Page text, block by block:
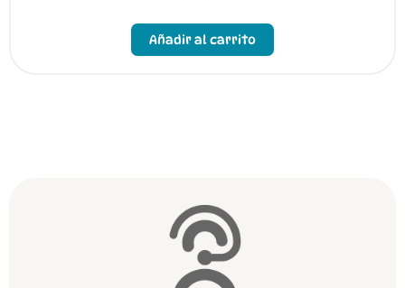
Añadir al carrito